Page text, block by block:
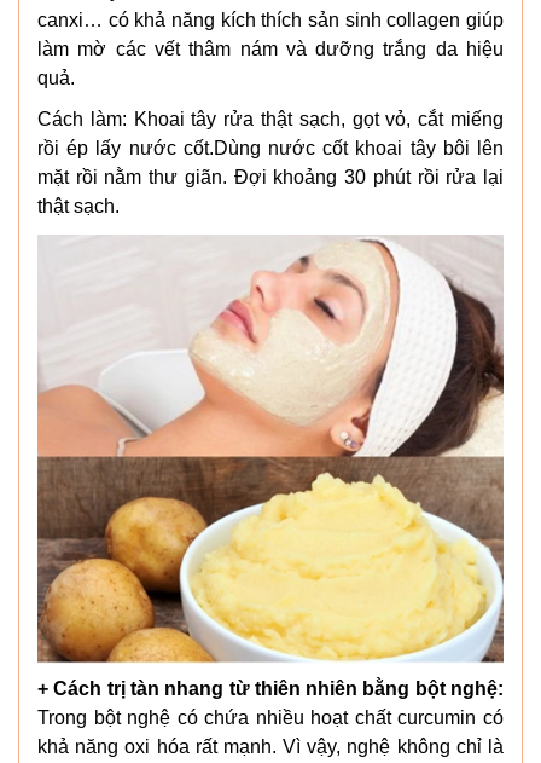
canxi… có khả năng kích thích sản sinh collagen giúp
làm mờ các vết thâm nám và dưỡng trắng da hiệu
quả.
Cách làm: Khoai tây rửa thật sạch, gọt vỏ, cắt miếng
rồi ép lấy nước cốt.Dùng nước cốt khoai tây bôi lên
mặt rồi nằm thư giãn. Đợi khoảng 30 phút rồi rửa lại
thật sạch.
+ Cách trị tàn nhang từ thiên nhiên bằng bột nghệ:
Trong bột nghệ có chứa nhiều hoạt chất curcumin có
khả năng oxi hóa rất mạnh. Vì vậy, nghệ không chỉ là